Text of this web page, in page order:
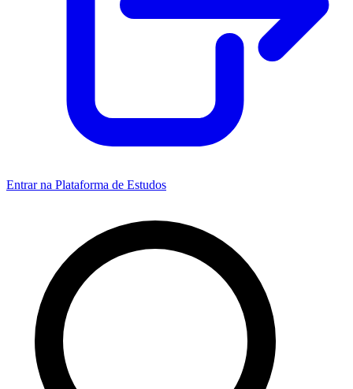
Entrar na Plataforma de Estudos